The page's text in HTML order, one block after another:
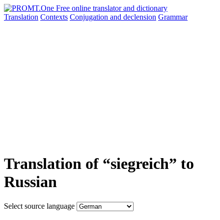
Translation Contexts Conjugation and declension Grammar
Translation of “siegreich” to
Russian
Select source language